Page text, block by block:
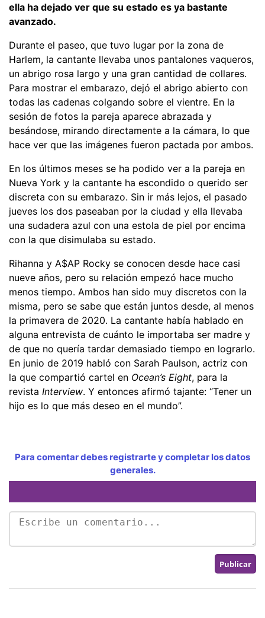
ella ha dejado ver que su estado es ya bastante
avanzado.
Durante el paseo, que tuvo lugar por la zona de
Harlem, la cantante llevaba unos pantalones vaqueros,
un abrigo rosa largo y una gran cantidad de collares.
Para mostrar el embarazo, dejó el abrigo abierto con
todas las cadenas colgando sobre el vientre. En la
sesión de fotos la pareja aparece abrazada y
besándose, mirando directamente a la cámara, lo que
hace ver que las imágenes fueron pactada por ambos.
En los últimos meses se ha podido ver a la pareja en
Nueva York y la cantante ha escondido o querido ser
discreta con su embarazo. Sin ir más lejos, el pasado
jueves los dos paseaban por la ciudad y ella llevaba
una sudadera azul con una estola de piel por encima
con la que disimulaba su estado.
Rihanna y A$AP Rocky se conocen desde hace casi
nueve años, pero su relación empezó hace mucho
menos tiempo. Ambos han sido muy discretos con la
misma, pero se sabe que están juntos desde, al menos
la primavera de 2020. La cantante había hablado en
alguna entrevista de cuánto le importaba ser madre y
de que no quería tardar demasiado tiempo en lograrlo.
En junio de 2019 habló con Sarah Paulson, actriz con
la que compartió cartel en Ocean’s Eight, para la
revista Interview. Y entonces afirmó tajante: “Tener un
hijo es lo que más deseo en el mundo”.
Para comentar debes registrarte y completar los datos
generales.